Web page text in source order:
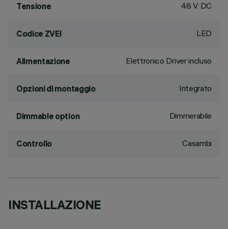
Tensione 48 V DC
Codice ZVEI LED
Alimentazione Elettronico Driver incluso
Opzioni di montaggio Integrato
Dimmable option Dimmerabile
Controllo Casambi
INSTALLAZIONE